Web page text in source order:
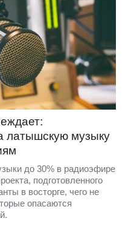
латышскую музыку
до 30% в радиоэфире
подготовленного
в восторге, чего не
опасаются